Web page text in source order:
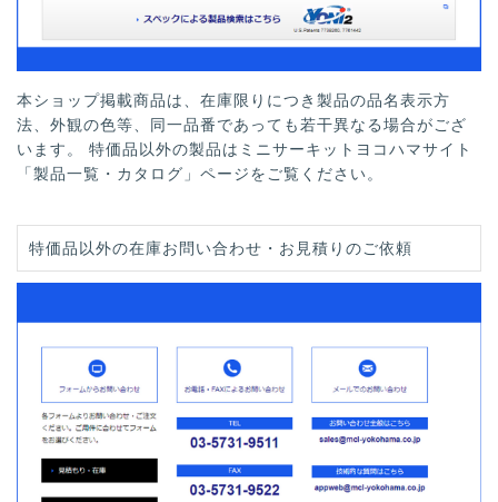
本ショップ掲載商品は、在庫限りにつき製品の品名表示方
法、外観の色等、同一品番であっても若干異なる場合がござ
います。 特価品以外の製品はミニサーキットヨコハマサイト
「製品一覧・カタログ」ページをご覧ください。
特価品以外の在庫お問い合わせ・お見積りのご依頼